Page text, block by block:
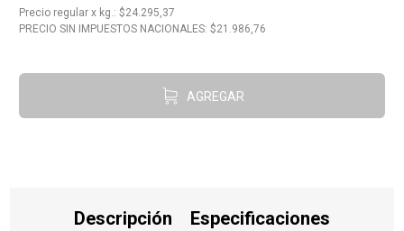
Precio regular x kg. : $24.295,37
PRECIO SIN IMPUESTOS NACIONALES: $21.986,76
AGREGAR
Descripción Especificaciones
. Aceite